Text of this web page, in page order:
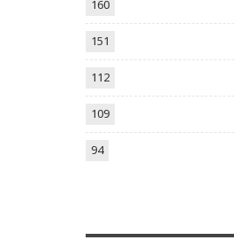
160
151
112
109
94